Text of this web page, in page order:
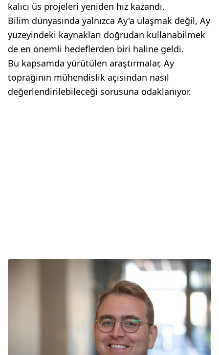
kalıcı üs projeleri yeniden hız kazandı.
Bilim dünyasında yalnızca Ay'a ulaşmak değil, Ay
yüzeyindeki kaynakları doğrudan kullanabilmek
de en önemli hedeflerden biri haline geldi.
Bu kapsamda yürütülen araştırmalar, Ay
toprağının mühendislik açısından nasıl
değerlendirilebileceği sorusuna odaklanıyor.